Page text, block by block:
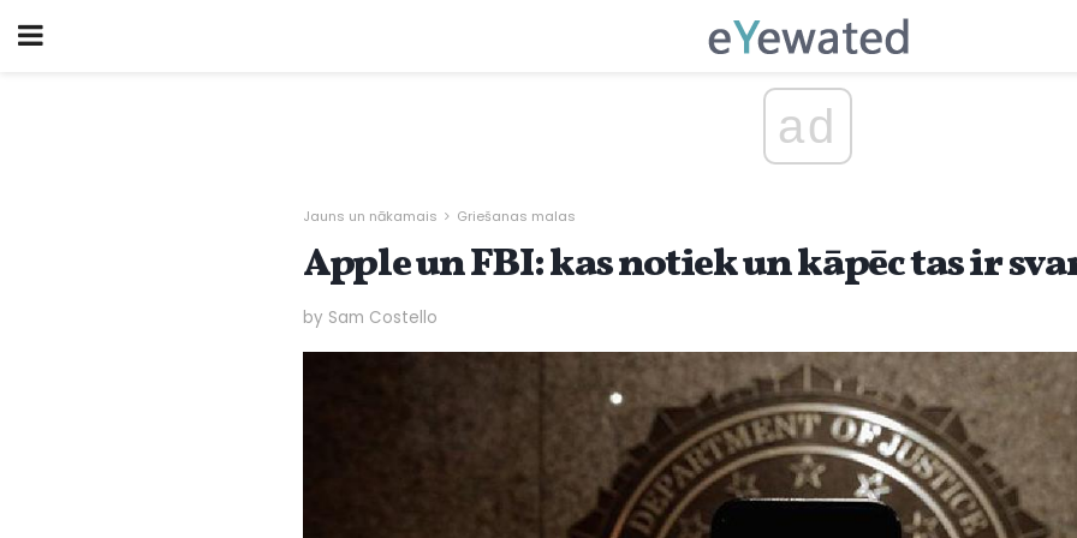
ad
Jauns un nākamais Griešanas malas
Apple un FBI: kas notiek un kāpēc tas ir
by Sam Costello